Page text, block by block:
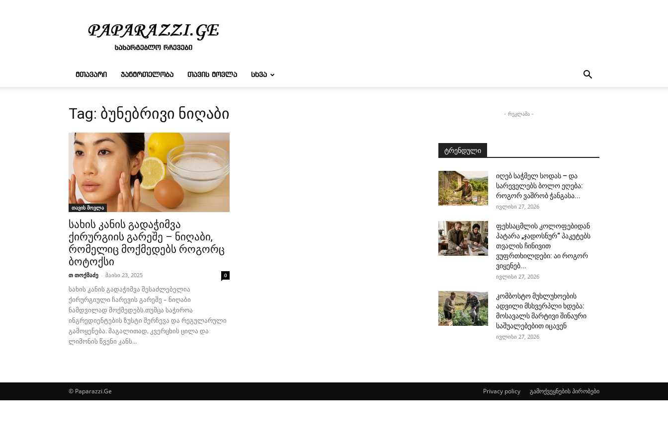
რჩევები
ᲛᲗᲐᲕᲐᲠᲘ ᲯᲐᲜᲛᲠᲗᲔᲚᲝᲑᲐ ᲗᲐᲕᲘᲡ ᲛᲝᲕᲚᲐ ᲡᲮᲕᲐ
Tag: ბუნებრივი ნიღაბი
თავის მოვლა
სახის კანის გადაჭიმვა
ქირურგიის გარეშე – ნიღაბი,
რომელიც მოქმედებს როგორც
ბოტოქსი
თ თოქმაძე - მაისი 23, 2025 0
სახის კანის გადაჭიმვა შესაძლებელია
ქირურგიული ჩარევის გარეშე – ნიღაბი
ნამდვილად მოქმედებს.თუმცა საჭიროა
ინგრედიენტების ზუსტი შერჩევა და რეგულარული
გამოყენება. მაგალითად, კვერცხის ცილა და
ლიმონის წვენი კანს...
- რეკლამა -
ტრენდული
იღებ საჭმელ სოდას – და
სარეველებს ბოლო ეღება:
როგორ ვაშრობ ჭანგასა...
ივლისი 27, 2026
ფეხსაცმლის კოლოფებიდან
პატარა „ჯადოსნურ“ პაკეტებს
თვალის ჩინივით
ვუფრთხილდები: აი როგორ
ვიყენებ...
ივლისი 27, 2026
კომბოსტო მუხლუხოების
ადვილი მსხვერპლი ხდება:
მოსავალს მარტივი შინაური
საშუალებებით იცავენ
ივლისი 27, 2026
Privacy policy გამოქვეყნების პირობები
© Paparazzi.Ge